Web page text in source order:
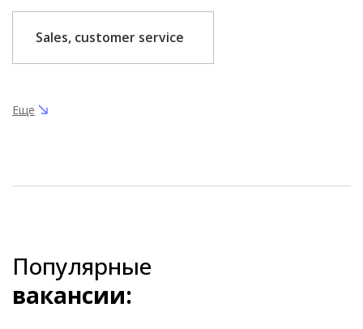
Sales, customer service
Еще
Популярные
вакансии: